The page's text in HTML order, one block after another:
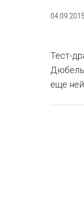
04.09.2015
Тест-
Дюбель
еще